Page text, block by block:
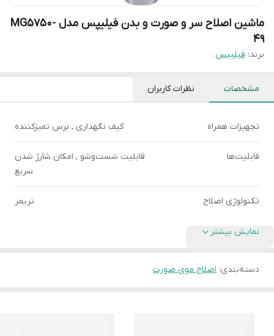
ماشین اصلاح سر و صورت و بدن فیلیپس مدل MG5750-
49
برند: فیلیپس
مشخصات نظرات کاربران
تجهیزات همراه کیف نگهداری , برس تمیزکننده
قابلیت‌ها
قابلیت شست‌و‌شو , امکان شارژ شدن
سریع
تکنولوژی اصلاح تریمر
نمایش بیشتر
دسته‌بندی: اصلاح موی صورت